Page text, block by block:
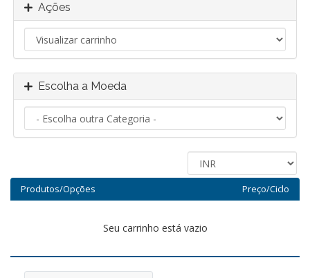
Ações
Escolha a Moeda
Produtos/Opções Preço/Ciclo
Seu carrinho está vazio